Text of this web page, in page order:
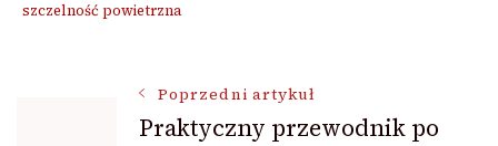
szczelność powietrzna
NawigacjaPoprzedni artykuł
Praktyczny przewodnik po